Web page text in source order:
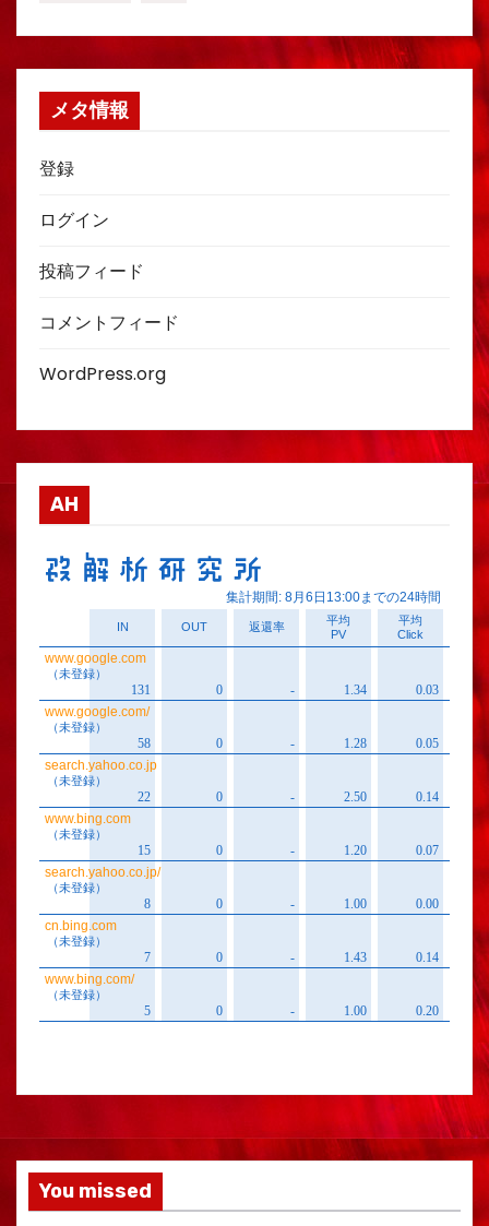
メタ情報
登録
ログイン
投稿フィード
コメントフィード
WordPress.org
AH
You missed